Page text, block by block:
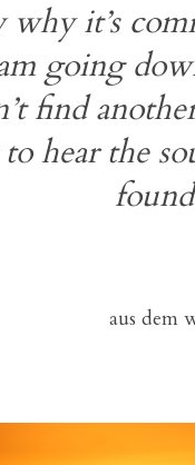
it’s
going
find
hear the
aus dem